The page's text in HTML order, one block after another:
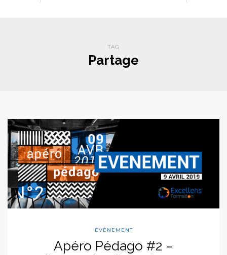
TAG
Partage
ÉVÈNEMENT
Apéro Pédago #2 –